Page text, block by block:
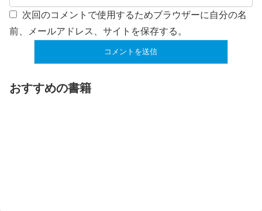
次回のコメントで使用するためブラウザーに自分の名
前、メールアドレス、サイトを保存する。
おすすめの書籍